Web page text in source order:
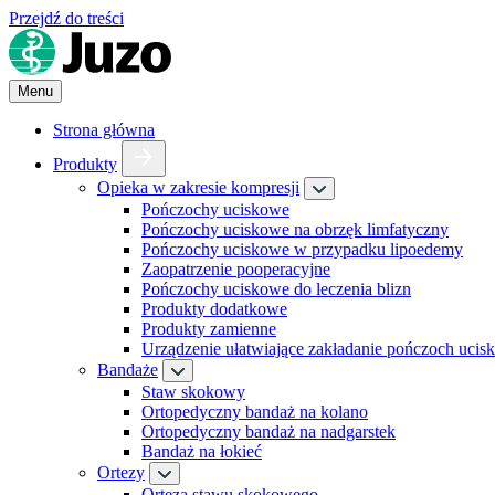
Przejdź do treści
Menu
Strona główna
Produkty
Opieka w zakresie kompresji
Pończochy uciskowe
Pończochy uciskowe na obrzęk limfatyczny
Pończochy uciskowe w przypadku lipoedemy
Zaopatrzenie pooperacyjne
Pończochy uciskowe do leczenia blizn
Produkty dodatkowe
Produkty zamienne
Urządzenie ułatwiające zakładanie pończoch
Bandaże
Staw skokowy
Ortopedyczny bandaż na kolano
Ortopedyczny bandaż na nadgarstek
Bandaż na łokieć
Ortezy